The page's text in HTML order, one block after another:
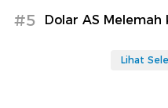
#5 Dolar AS Melemah
Lihat